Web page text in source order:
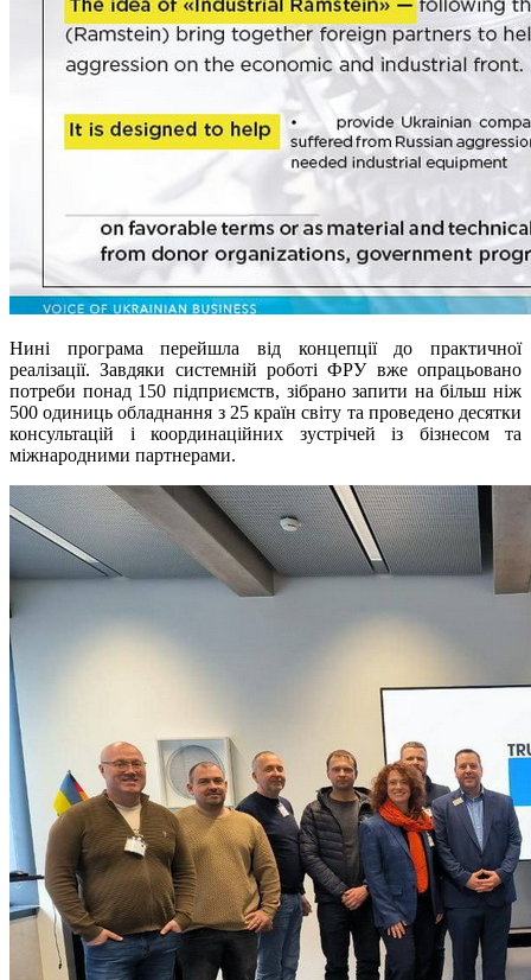
Нині програма перейшла від концепції до практичної
реалізації. Завдяки системній роботі ФРУ вже опрацьовано
потреби понад 150 підприємств, зібрано запити на більш ніж
500 одиниць обладнання з 25 країн світу та проведено десятки
консультацій і координаційних зустрічей із бізнесом та
міжнародними партнерами.